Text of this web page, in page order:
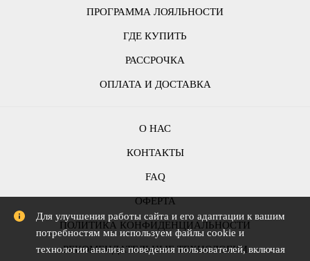
ПРОГРАММА ЛОЯЛЬНОСТИ
ГДЕ КУПИТЬ
РАССРОЧКА
ОПЛАТА И ДОСТАВКА
О НАС
КОНТАКТЫ
FAQ
ОФЕРТА
ПОЛИТИКА КОНФИДЕНЦИАЛЬНОСТИ
РЕКОМЕНДАТЕЛЬНЫЕ ТЕХНОЛОГИИ
Для улучшения работы сайта и его адаптации к вашим
потребностям мы используем файлы cookie и
технологии анализа поведения пользователей, включая